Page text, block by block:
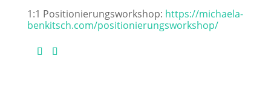
1:1 Positionierungsworkshop: https://michaela-
benkitsch.com/positionierungsworkshop/